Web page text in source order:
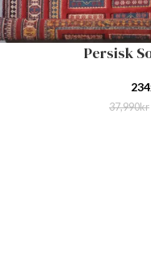
LEGG I HANDLEKURVPersisk
37,990kr